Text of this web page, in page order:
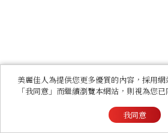
美麗佳人為提供您更多優質的內容，採用
「我同意」而繼續瀏覽本網站，則視為您
我同意